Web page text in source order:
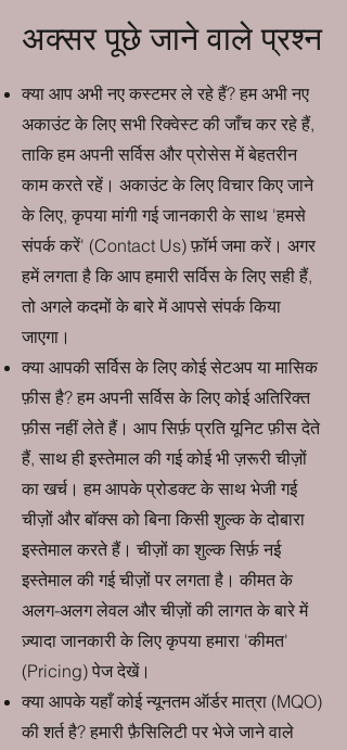
अक्सर पूछे जाने वाले प्रश्न
क्या आप अभी नए कस्टमर ले रहे हैं? हम अभी नए
अकाउंट के लिए सभी रिक्वेस्ट की जाँच कर रहे हैं,
ताकि हम अपनी सर्विस और प्रोसेस में बेहतरीन
काम करते रहें। अकाउंट के लिए विचार किए जाने
के लिए, कृपया मांगी गई जानकारी के साथ 'हमसे
संपर्क करें' (Contact Us) फ़ॉर्म जमा करें। अगर
हमें लगता है कि आप हमारी सर्विस के लिए सही हैं,
तो अगले कदमों के बारे में आपसे संपर्क किया
जाएगा।
क्या आपकी सर्विस के लिए कोई सेटअप या मासिक
फ़ीस है? हम अपनी सर्विस के लिए कोई अतिरिक्त
फ़ीस नहीं लेते हैं। आप सिर्फ़ प्रति यूनिट फ़ीस देते
हैं, साथ ही इस्तेमाल की गई कोई भी ज़रूरी चीज़ों
का खर्च। हम आपके प्रोडक्ट के साथ भेजी गई
चीज़ों और बॉक्स को बिना किसी शुल्क के दोबारा
इस्तेमाल करते हैं। चीज़ों का शुल्क सिर्फ़ नई
इस्तेमाल की गई चीज़ों पर लगता है। कीमत के
अलग-अलग लेवल और चीज़ों की लागत के बारे में
ज़्यादा जानकारी के लिए कृपया हमारा 'कीमत'
(Pricing) पेज देखें।
क्या आपके यहाँ कोई न्यूनतम ऑर्डर मात्रा (MQO)
की शर्त है? हमारी फ़ैसिलिटी पर भेजे जाने वाले